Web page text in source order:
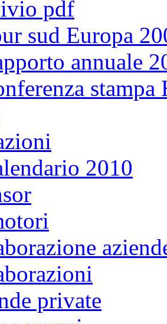
pdf
sud Europa
annuale
2010
private